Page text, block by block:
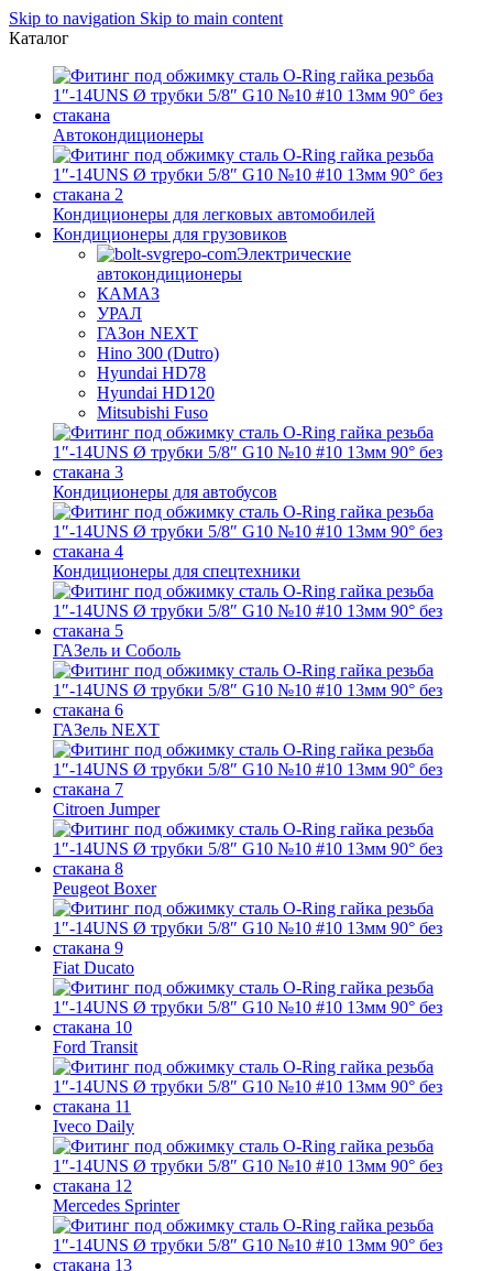
Skip to navigation Skip to main content
Каталог
Автокондиционеры
Кондиционеры для легковых автомобилей
Кондиционеры для грузовиков
Электрические
автокондиционеры
КАМАЗ
УРАЛ
ГАЗон NEXT
Hino 300 (Dutro)
Hyundai HD78
Hyundai HD120
Mitsubishi Fuso
Кондиционеры для автобусов
Кондиционеры для спецтехники
ГАЗель и Соболь
ГАЗель NEXT
Citroen Jumper
Peugeot Boxer
Fiat Ducato
Ford Transit
Iveco Daily
Mercedes Sprinter